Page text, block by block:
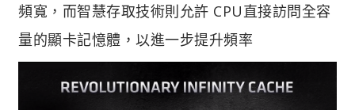
頻寬，而智慧存取技術則允許 CPU直接訪問全容
量的顯卡記憶體，以進一步提升頻率